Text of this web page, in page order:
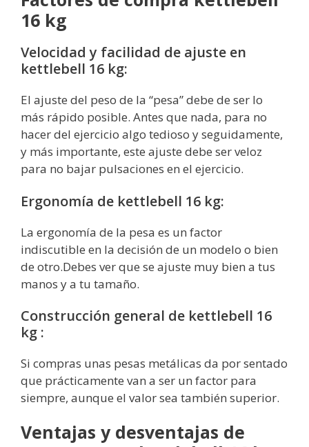
16 kg
Velocidad y facilidad de ajuste en
kettlebell 16 kg:
El ajuste del peso de la “pesa” debe de ser lo
más rápido posible. Antes que nada, para no
hacer del ejercicio algo tedioso y seguidamente,
y más importante, este ajuste debe ser veloz
para no bajar pulsaciones en el ejercicio.
Ergonomía de kettlebell 16 kg:
La ergonomía de la pesa es un factor
indiscutible en la decisión de un modelo o bien
de otro.Debes ver que se ajuste muy bien a tus
manos y a tu tamaño.
Construcción general de kettlebell 16
kg :
Si compras unas pesas metálicas da por sentado
que prácticamente van a ser un factor para
siempre, aunque el valor sea también superior.
Ventajas y desventajas de